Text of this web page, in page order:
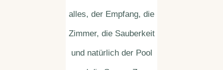
alles, der Empfang, die
Zimmer, die Sauberkeit
und natürlich der Pool